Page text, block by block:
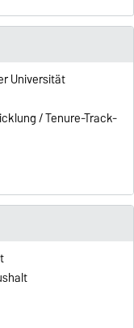
Universität
/ Tenure-Track-